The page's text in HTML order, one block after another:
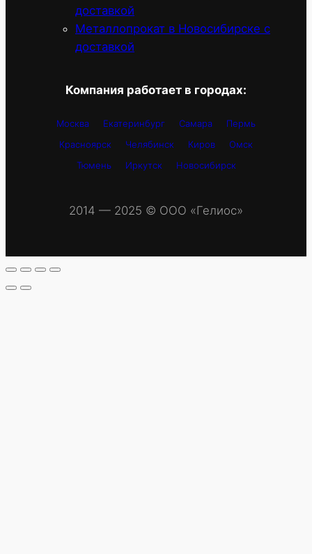
доставкой
Металлопрокат в Новосибирске с
доставкой
Компания работает в городах:
Москва Екатеринбург Самара
Пермь
Красноярск
Челябинск Киров
Омск
Тюмень
Иркутск Новосибирск
2014 — 2025 © OOO «Гелиос»